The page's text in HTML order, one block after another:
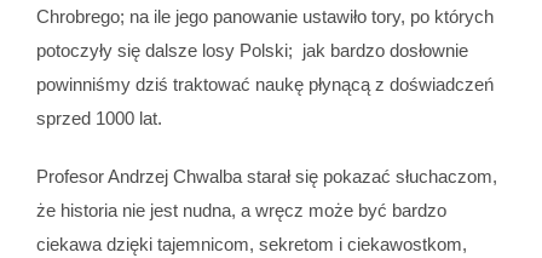
Chrobrego; na ile jego panowanie ustawiło tory, po których
potoczyły się dalsze losy Polski; jak bardzo dosłownie
powinniśmy dziś traktować naukę płynącą z doświadczeń
sprzed 1000 lat.
Profesor Andrzej Chwalba starał się pokazać słuchaczom,
że historia nie jest nudna, a wręcz może być bardzo
ciekawa dzięki tajemnicom, sekretom i ciekawostkom,